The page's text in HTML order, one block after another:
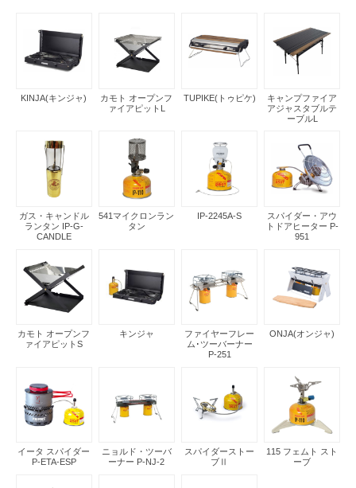
KINJA(キンジャ)
カモト オープンフ
ァイアピットL
TUPIKE(トゥピケ)
キャンプファイア
アジャスタブルテ
ーブルL
ガス・キャンドル
ランタン IP-G-
CANDLE
541マイクロンラン
タン
IP-2245A-S
スパイダー・アウ
トドアヒーター P-
951
カモト オープンフ
ァイアピットS
キンジャ
ファイヤーフレー
ム･ツーバーナー
P-251
ONJA(オンジャ)
イータ スパイダー
P-ETA-ESP
ニョルド・ツーバ
ーナー P-NJ-2
スパイダーストー
ブⅡ
115 フェムト スト
ーブ